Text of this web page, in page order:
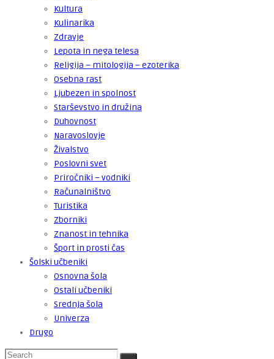
Kultura
Kulinarika
Zdravje
Lepota in nega telesa
Religija – mitologija – ezoterika
Osebna rast
Ljubezen in spolnost
Starševstvo in družina
Duhovnost
Naravoslovje
Živalstvo
Poslovni svet
Priročniki – vodniki
Računalništvo
Turistika
Zborniki
Znanost in tehnika
Šport in prosti čas
Šolski učbeniki
Osnovna šola
Ostali učbeniki
Srednja šola
Univerza
Drugo